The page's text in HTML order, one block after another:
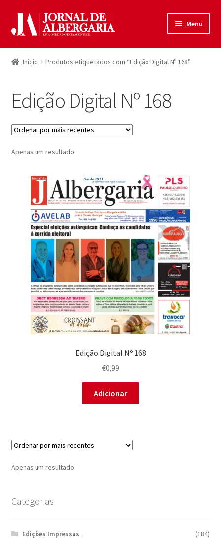
para
Saltar
para
Menu
Início
Política de Privacidade
Termos e Condições
Contactos
Entrar
Registar
Início Produtos etiquetados com “Edição Digital Nº 168”
Edição Digital Nº 168
Apenas um resultado
Edição Digital Nº 168
€0,99
Adicionar
Apenas um resultado
Categorias
Edições Impressas
(184)